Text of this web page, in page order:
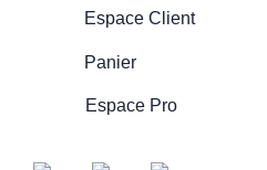
Espace Client
Panier
Espace Pro